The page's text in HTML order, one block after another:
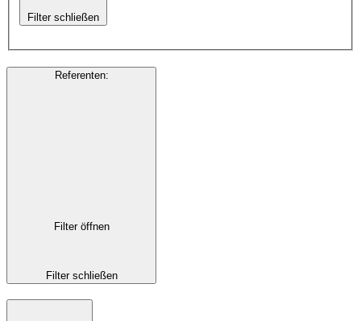
Filter schließen
Referenten:
Filter öffnen
Filter schließen